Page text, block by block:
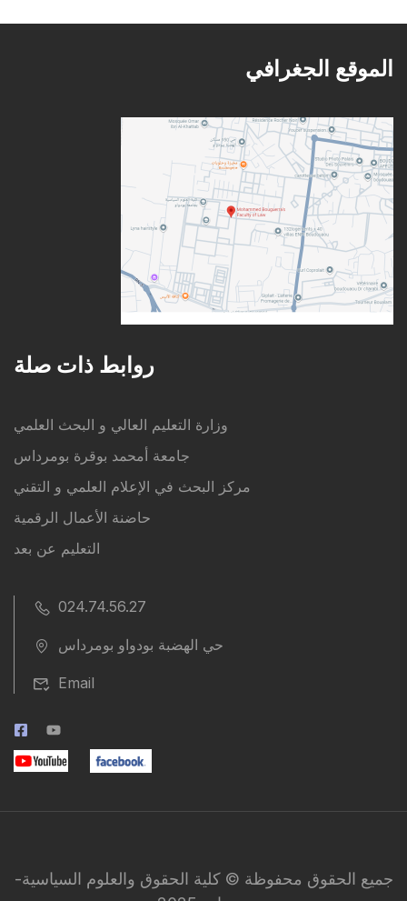
الموقع الجغرافي
روابط ذات صلة
وزارة التعليم العالي و البحث العلمي
جامعة أمحمد بوقرة بومرداس
مركز البحث في الإعلام العلمي و التقني
حاضنة الأعمال الرقمية
التعليم عن بعد
024.74.56.27
حي الهضبة بودواو بومرداس
Email
جميع الحقوق محفوظة © كلية الحقوق والعلوم السياسية-